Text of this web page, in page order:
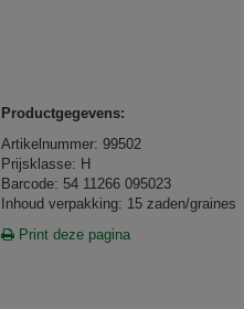
Productgegevens:
Artikelnummer: 99502
Prijsklasse: H
Barcode: 54 11266 095023
Inhoud verpakking: 15 zaden/graines
Print deze pagina